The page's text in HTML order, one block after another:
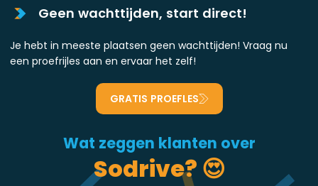
Geen wachttijden, start direct!
Je hebt in meeste plaatsen geen wachttijden! Vraag nu
een proefrijles aan en ervaar het zelf!
GRATIS PROEFLES
Wat zeggen klanten over
Sodrive? 😍